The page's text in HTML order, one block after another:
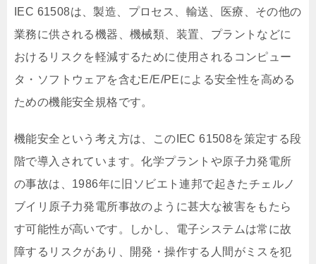
IEC 61508は、製造、プロセス、輸送、医療、その他の
業務に供される機器、機械類、装置、プラントなどに
おけるリスクを軽減するために使用されるコンピュー
タ・ソフトウェアを含むE/E/PEによる安全性を高める
ための機能安全規格です。
機能安全という考え方は、このIEC 61508を策定する段
階で導入されています。化学プラントや原子力発電所
の事故は、1986年に旧ソビエト連邦で起きたチェルノ
ブイリ原子力発電所事故のように甚大な被害をもたら
す可能性が高いです。しかし、電子システムは常に故
障するリスクがあり、開発・操作する人間がミスを犯